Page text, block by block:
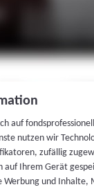
auf
nutzen wir
zufällig
Ihrem Gerät
Werbung und Inhalte,